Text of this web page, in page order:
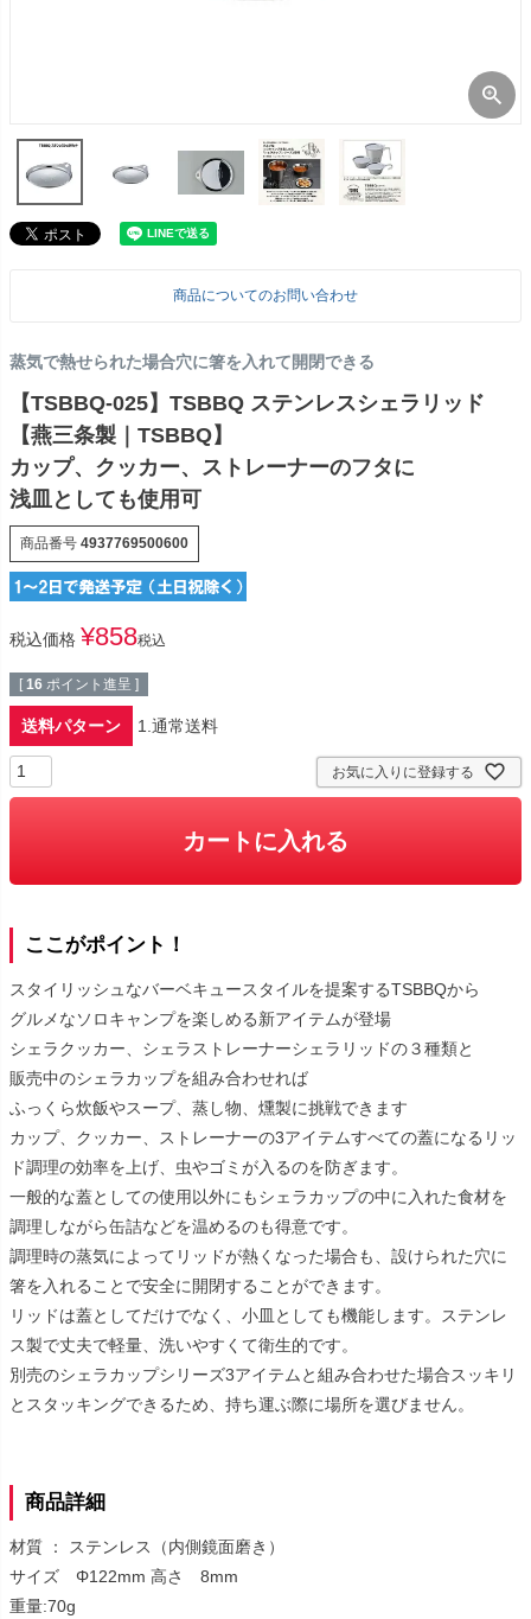
商品についてのお問い合わせ
蒸気で熱せられた場合穴に箸を入れて開閉できる
【TSBBQ-025】TSBBQ ステンレスシェラリッド
【燕三条製｜TSBBQ】
カップ、クッカー、ストレーナーのフタに
浅皿としても使用可
商品番号 4937769500600
税込価格 ¥858税込
[ 16 ポイント進呈 ]
送料パターン 1.通常送料
お気に入りに登録する
カートに入れる
ここがポイント！
スタイリッシュなバーベキュースタイルを提案するTSBBQから
グルメなソロキャンプを楽しめる新アイテムが登場
シェラクッカー、シェラストレーナーシェラリッドの３種類と
販売中のシェラカップを組み合わせれば
ふっくら炊飯やスープ、蒸し物、燻製に挑戦できます
カップ、クッカー、ストレーナーの3アイテムすべての蓋になるリッ
ド調理の効率を上げ、虫やゴミが入るのを防ぎます。
一般的な蓋としての使用以外にもシェラカップの中に入れた食材を
調理しながら缶詰などを温めるのも得意です。
調理時の蒸気によってリッドが熱くなった場合も、設けられた穴に
箸を入れることで安全に開閉することができます。
リッドは蓋としてだけでなく、小皿としても機能します。ステンレ
ス製で丈夫で軽量、洗いやすくて衛生的です。
別売のシェラカップシリーズ3アイテムと組み合わせた場合スッキリ
とスタッキングできるため、持ち運ぶ際に場所を選びません。
商品詳細
材質 ： ステンレス（内側鏡面磨き）
サイズ Φ122mm 高さ 8mm
重量:70g